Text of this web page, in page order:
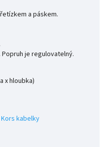
a páskem.
Popruh je regulovatelný.
x hloubka)
kabelky